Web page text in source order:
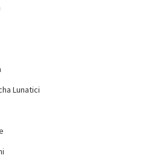
Lunatici